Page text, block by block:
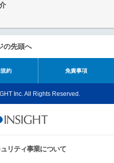
の先頭へ
約 免責事項
Inc. All Rights Reserved.
リティ事業について